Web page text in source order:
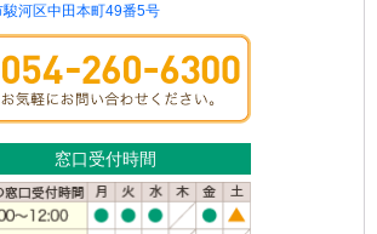
駿河区中田本町49番5号
窓口受付時間